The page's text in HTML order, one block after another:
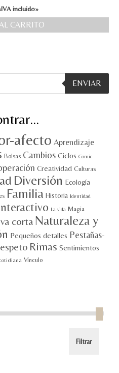
incluido»
CARRITO
ENVIAR
afecto Aprendizaje
Bolsas Cambios Ciclos Comic
Creatividad Culturas
Diversión Ecología
Familia Historia Identidad
La vida Magia
corta Naturaleza y
Pequeños detalles Pestañas-
Rimas Sentimientos
Vínculo
Filtrar